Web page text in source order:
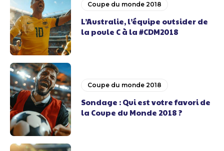
Coupe du monde 2018
L’Australie, l’équipe outsider de
la poule C à la #CDM2018
Coupe du monde 2018
Sondage : Qui est votre favori de
la Coupe du Monde 2018 ?